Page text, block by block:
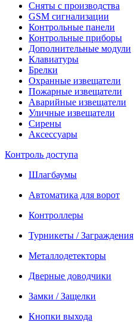
Сняты с производства
GSM сигнализации
Контрольные панели
Контрольные приборы
Дополнительные модули
Клавиатуры
Брелки
Охранные извещатели
Пожарные извещатели
Аварийные извещатели
Уличные извещатели
Сирены
Аксессуары
Контроль доступа
Шлагбаумы
Автоматика для ворот
Контроллеры
Турникеты / Заграждения
Металлодетекторы
Дверные доводчики
Замки / Защелки
Кнопки выхода